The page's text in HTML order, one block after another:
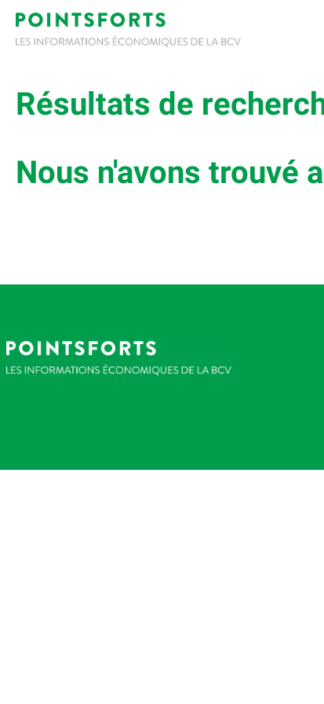
Résultats de
Nous n'avons trouvé